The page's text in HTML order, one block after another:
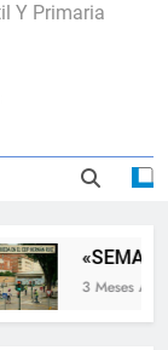
2026
Y Primaria
3 Meses Atrás